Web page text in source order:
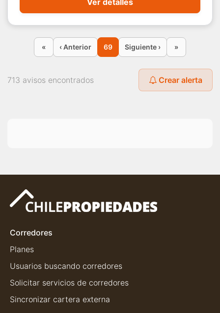
Ver detalles
« ‹ Anterior 69 Siguiente › »
713 avisos encontrados Crear alerta
Corredores
Planes
Usuarios buscando corredores
Solicitar servicios de corredores
Sincronizar cartera externa